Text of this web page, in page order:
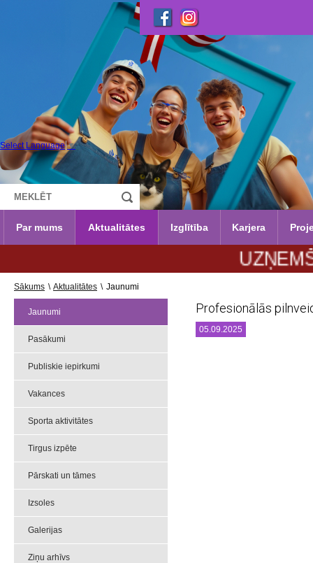
Select Language ▼
Par mums Aktualitātes Izglītība Karjera
Sākums \ Aktualitātes \ Jaunumi
Jaunumi
Pasākumi
Publiskie iepirkumi
Vakances
Sporta aktivitātes
Tirgus izpēte
Pārskati un tāmes
Izsoles
Galerijas
Ziņu arhīvs
Profesionālās
05.09.2025